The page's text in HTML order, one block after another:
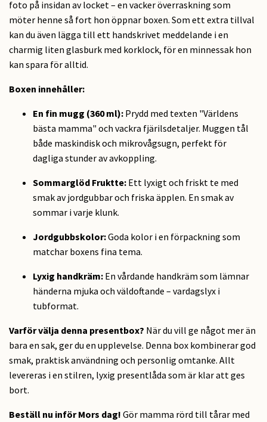
foto på insidan av locket – en vacker överraskning som
möter henne så fort hon öppnar boxen. Som ett extra tillval
kan du även lägga till ett handskrivet meddelande i en
charmig liten glasburk med korklock, för en minnessak hon
kan spara för alltid.
Boxen innehåller:
En fin mugg (360 ml): Prydd med texten "Världens
bästa mamma" och vackra fjärilsdetaljer. Muggen tål
både maskindisk och mikrovågsugn, perfekt för
dagliga stunder av avkoppling.
Sommarglöd Fruktte: Ett lyxigt och friskt te med
smak av jordgubbar och friska äpplen. En smak av
sommar i varje klunk.
Jordgubbskolor:Goda kolor i en förpackning som
matchar boxens fina tema.
Lyxig handkräm: En vårdande handkräm som lämnar
händerna mjuka och väldoftande – vardagslyx i
tubformat.
Varför välja denna presentbox? När du vill ge något mer än
bara en sak, ger du en upplevelse. Denna box kombinerar god
smak, praktisk användning och personlig omtanke. Allt
levereras i en stilren, lyxig presentlåda som är klar att ges
bort.
Beställ nu inför Mors dag! Gör mamma rörd till tårar med